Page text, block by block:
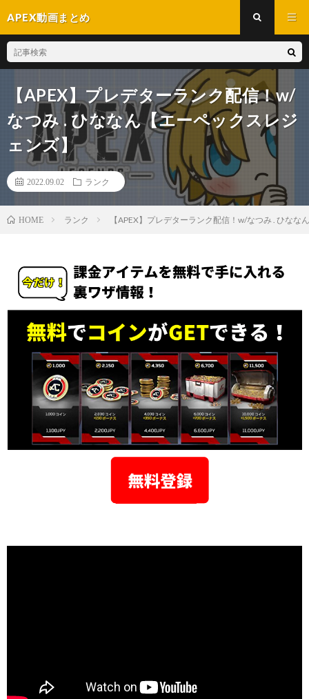
APEX動画まとめ
【APEX】プレデターランク配信！w/
なつみ . ひななん【エーペックスレジ
ェンズ】
2022.09.02 ランク
HOME ランク 【APEX】プレデターランク配信！w/なつみ . ひなな